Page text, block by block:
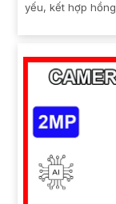
yếu, kết hợp